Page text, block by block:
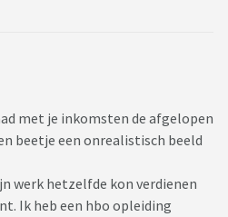
met je inkomsten de afgelopen
beetje een onrealistisch beeld
werk hetzelfde kon verdienen
Ik heb een hbo opleiding